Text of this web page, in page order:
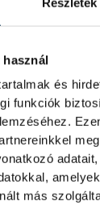
és
funkciók
más